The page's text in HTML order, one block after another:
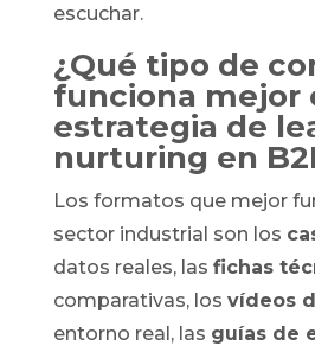
escuchar.
¿Qué tipo de
funciona mejor
estrategia de
nurturing en
Los formatos que mejor
sector industrial son los
datos reales, las fichas
comparativas, los vídeos
entorno real, las guías de